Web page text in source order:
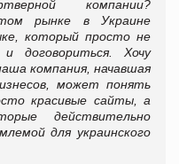
компании?
рынке в Украине
который просто не
договориться. Хочу
компания, начавшая
может понять
красивые сайты, а
действительно
для украинского